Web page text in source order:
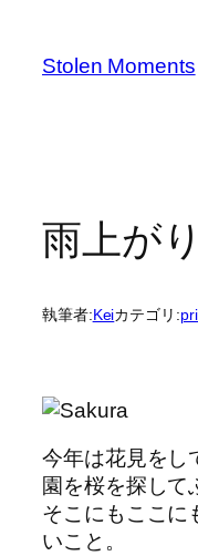
Stolen Moments
雨上が
執筆者:Keiカテゴリ:
今年は花見をし
園を桜を探して
そこにもここに
いこと。